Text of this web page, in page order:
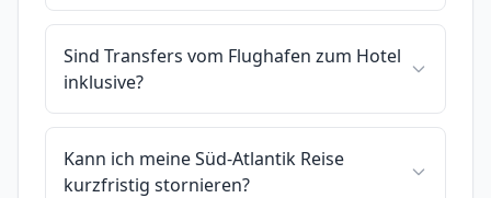
Sind Transfers vom Flughafen zum Hotel
inklusive?
Kann ich meine Süd-Atlantik Reise
kurzfristig stornieren?